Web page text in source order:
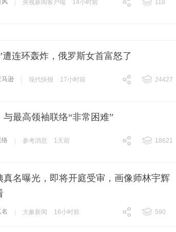
风 央视新闻客户端 14小时前
118
遭连环轰炸，俄罗斯女首富怒了
马逊 现代快报 17小时前
24427
最高领袖联络“非常困难”
络 参考消息 1天前
18621
真名曝光，即将开庭受审，画像师林宇辉
大象新闻 16小时前
590